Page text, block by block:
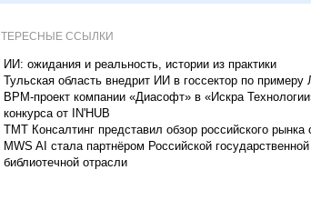
ССЫЛКИ
ИИ: ожидания и реальность, истории из практики
Тульская область внедрит ИИ в госсектор по примеру
BPM-проект компании «Диасофт» в «Искра
конкурса от IN'HUB
ТМТ Консалтинг представил обзор российского рынка
MWS AI стала партнёром Российской
библиотечной отрасли